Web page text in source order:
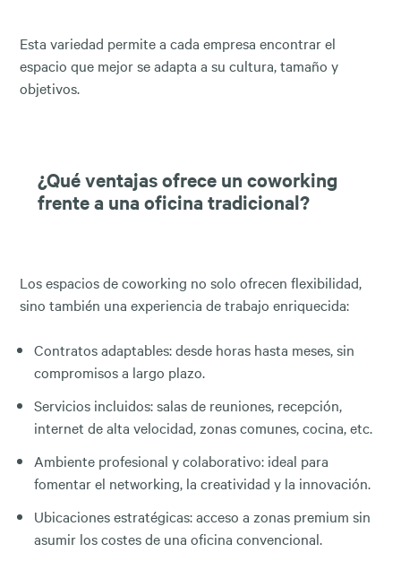
Esta variedad permite a cada empresa encontrar el
espacio que mejor se adapta a su cultura, tamaño y
objetivos.
¿Qué ventajas ofrece un coworking
frente a una oficina tradicional?
Los espacios de coworking no solo ofrecen flexibilidad,
sino también una experiencia de trabajo enriquecida:
Contratos adaptables: desde horas hasta meses, sin
compromisos a largo plazo.
Servicios incluidos: salas de reuniones, recepción,
internet de alta velocidad, zonas comunes, cocina, etc.
Ambiente profesional y colaborativo: ideal para
fomentar el networking, la creatividad y la innovación.
Ubicaciones estratégicas: acceso a zonas premium sin
asumir los costes de una oficina convencional.